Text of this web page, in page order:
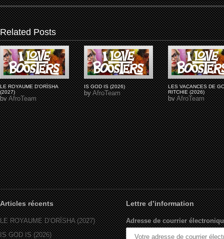
Related Posts
LE ROYAUME D'ORÏSHA
(2027)
byAfroTeam
IS GOD IS (2026)
byAfroTeam
LES VACANCES DE
RITCHIE (2026)
byAfroTeam
Articles récents
LE ROYAUME D’ORÏSHA (2027)
IS GOD IS (2026)
Lettre d’information
Adresse de courrier